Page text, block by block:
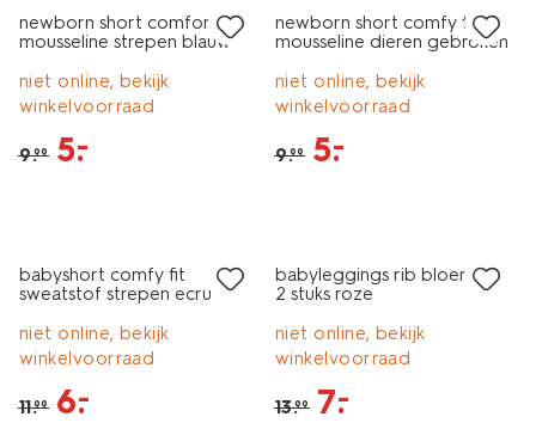
newborn short comfort fit
mousseline strepen blauw
niet online, bekijk
winkelvoorraad
9.99 5.
–
newborn short comfy fit
mousseline dieren gebroken
niet online, bekijk
winkelvoorraad
9.99 5.
–
babyshort comfy fit
sweatstof strepen ecru
niet online, bekijk
winkelvoorraad
11.99 6.
–
babyleggings rib bloemen -
2 stuks roze
niet online, bekijk
winkelvoorraad
13.99 7.
–